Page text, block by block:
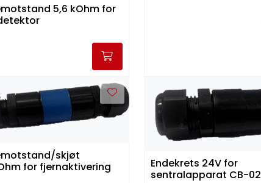
5,6 kOhm for
skjøt
for fjernaktivering
Endekrets 24V for
sentralapparat CB-02